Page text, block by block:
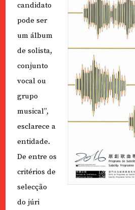
candidato
pode ser
um álbum
de solista,
conjunto
vocal ou
grupo
musical”,
esclarece a
entidade.
De entre os
critérios de
selecção
do júri